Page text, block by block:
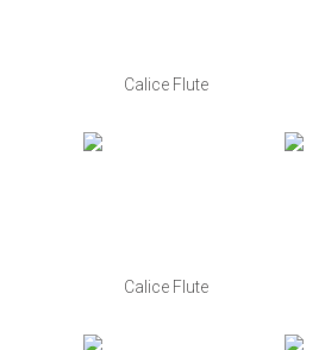
Calice Flute
Calice Flute